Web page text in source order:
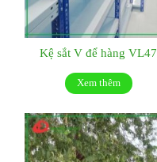
Kệ sắt V để hàng VL47
Xem thêm